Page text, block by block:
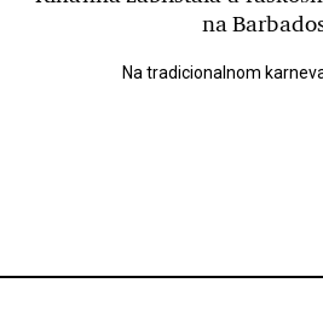
na
Na tradicionalnom